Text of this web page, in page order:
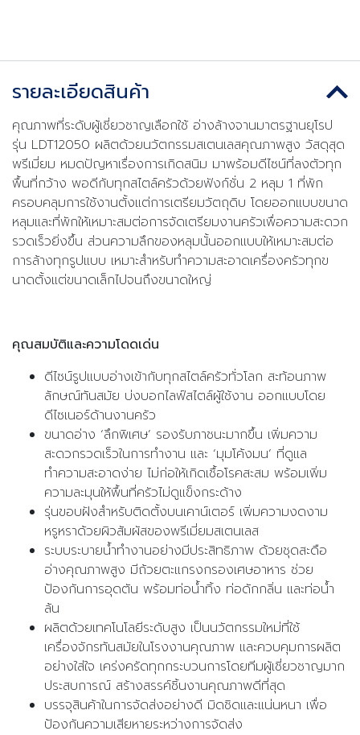
รายละเอียดสินค้า
คุณภาพที่ระดับผู้เชี่ยวชาญเลือกใช้ อ่างล้างจานมาตรฐานยุโรป
รุ่น LDT12050 ผลิตด้วยนวัตกรรมสเตนเลสคุณภาพสูง วัสดุสุด
พรีเมี่ยม หมดปัญหาเรื่องการเกิดสนิม มาพร้อมดีไซน์ที่ลงตัวทุก
พื้นที่กว้าง พอดีกับทุกสไตล์ครัวด้วยฟังก์ชั่น 2 หลุม 1 ที่พัก
ครอบคลุมการใช้งานตั้งแต่การเตรียมวัตถุดิบ โดยออกแบบขนาด
หลุมและที่พักให้เหมาะสมต่อการจัดเตรียมงานครัวเพื่อความสะดวก
รวดเร็วยิ่งขึ้น ส่วนความลึกของหลุมนั้นออกแบบให้เหมาะสมต่อ
การล้างทุกรูปแบบ เหมาะสำหรับทำความสะอาดเครื่องครัวทุกข
นาดตั้งแต่ขนาดเล็กไปจนถึงขนาดใหญ่
คุณสมบัติและความโดดเด่น
ดีไซน์รูปแบบอ่างเข้ากับทุกสไตล์ครัวทั่วโลก สะท้อนภาพ
ลักษณ์ทันสมัย บ่งบอกไลฟ์สไตล์ผู้ใช้งาน ออกแบบโดย
ดีไซเนอร์ด้านงานครัว
ขนาดอ่าง ‘ลึกพิเศษ’ รองรับภาชนะมากขึ้น เพิ่มความ
สะดวกรวดเร็วในการทำงาน และ ‘มุมโค้งมน’ ที่ดูแล
ทำความสะอาดง่าย ไม่ก่อให้เกิดเชื้อโรคสะสม พร้อมเพิ่ม
ความละมุนให้พื้นที่ครัวไม่ดูแข็งกระด้าง
รุ่นขอบฝังสำหรับติดตั้งบนเคาน์เตอร์ เพิ่มความงดงาม
หรูหราด้วยผิวสัมผัสของพรีเมี่ยมสเตนเลส
ระบบระบายน้ำทำงานอย่างมีประสิทธิภาพ ด้วยชุดสะดือ
อ่างคุณภาพสูง มีถ้วยตะแกรงกรองเศษอาหาร ช่วย
ป้องกันการอุดตัน พร้อมท่อน้ำทิ้ง ท่อดักกลิ่น และท่อน้ำ
ล้น
ผลิตด้วยเทคโนโลยีระดับสูง เป็นนวัตกรรมใหม่ที่ใช้
เครื่องจักรทันสมัยในโรงงานคุณภาพ และควบคุมการผลิต
อย่างใส่ใจ เคร่งครัดทุกกระบวนการโดยทีมผู้เชี่ยวชาญมาก
ประสบการณ์ สร้างสรรค์ชิ้นงานคุณภาพดีที่สุด
บรรจุสินค้าในการจัดส่งอย่างดี มิดชิดและแน่นหนา เพื่อ
ป้องกันความเสียหายระหว่างการจัดส่ง